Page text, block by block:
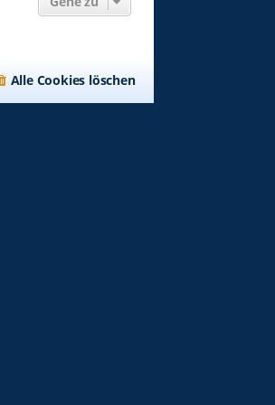
Alle Cookies löschen